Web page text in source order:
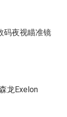
码夜视瞄准镜
龙Exelon